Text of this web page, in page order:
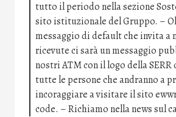
tutto il periodo nella sezione
sito istituzionale del Gruppo. –
messaggio di default che invita a
ricevute ci sarà un messaggio
nostri ATM con il logo della
tutte le persone che andranno a
incoraggiare a visitare il sito
code. – Richiamo nella news sul